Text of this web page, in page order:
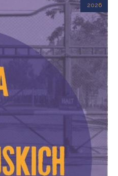
2026